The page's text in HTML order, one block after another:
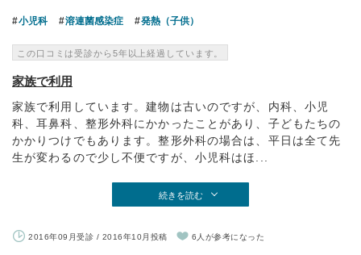
小児科 溶連菌感染症 発熱（子供）
この口コミは受診から5年以上経過しています。
家族で利用
家族で利用しています。建物は古いのですが、内科、小児
科、耳鼻科、整形外科にかかったことがあり、子どもたちの
かかりつけでもあります。整形外科の場合は、平日は全て先
生が変わるので少し不便ですが、小児科はほ...
続きを読む
2016年09月受診 / 2016年10月投稿 6人が参考になった